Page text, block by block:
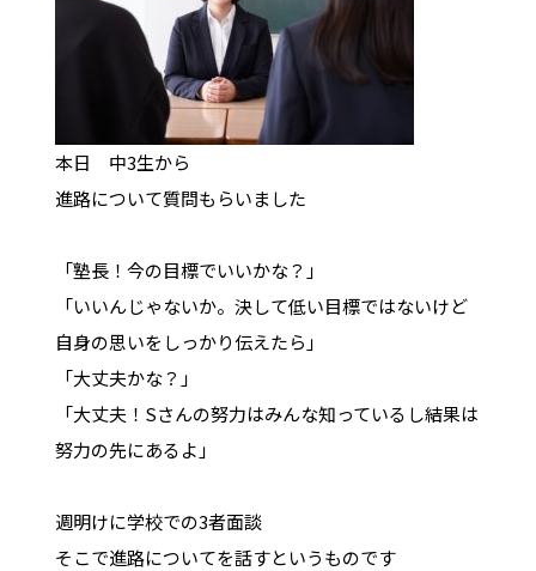
本日 中3生から
進路について質問もらいました
「塾長！今の目標でいいかな？」
「いいんじゃないか。決して低い目標ではないけど
自身の思いをしっかり伝えたら」
「大丈夫かな？」
「大丈夫！Sさんの努力はみんな知っているし結果は
努力の先にあるよ」
週明けに学校での3者面談
そこで進路についてを話すというものです